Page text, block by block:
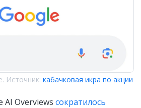
Источник: кабачковая икра по акции
AI Overviews сократилось